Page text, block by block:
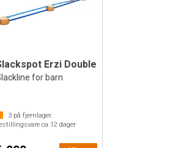
Erzi Double
for barn
3 på fjernlager.
ca.12 dager